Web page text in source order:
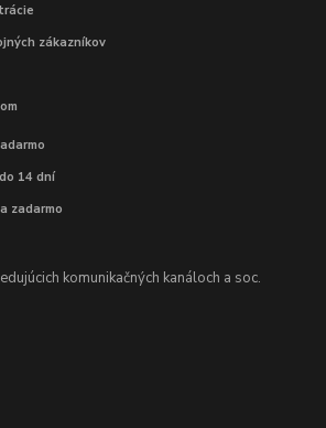
zákazníkov
14 dní
zadarmo
komunikačných kanáloch a soc.